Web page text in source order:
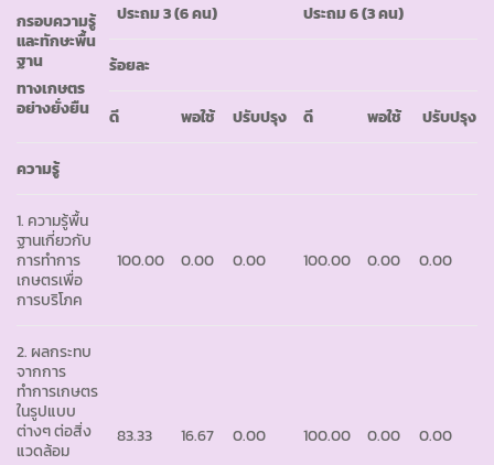
กรอบความรู้
และทักษะพื้น
ฐาน
ทางเกษตร
อย่างยั่งยืน
ประถม 3(6 คน) ประถม6 (3 คน)
ร้อยละ
ดี พอใช้ ปรับปรุง ดี พอใช้ ปรับปรุง
ความรู้
1. ความรู้พื้น
ฐานเกี่ยวกับ
การทำการ
เกษตรเพื่อ
การบริโภค
100.00 0.00 0.00 100.00 0.00 0.00
2. ผลกระทบ
จากการ
ทำการเกษตร
ในรูปแบบ
ต่างๆ ต่อสิ่ง
แวดล้อม
83.33 16.67 0.00 100.00 0.00 0.00